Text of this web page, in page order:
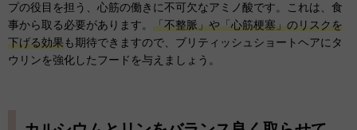
プの役目を担う、心筋の働きに不可欠なアミノ酸です。これは、食
事から取る必要があります。 「不整脈」や「心筋梗塞」のリスクを
下げる効果も期待できますので、ブリティッシュショートヘアにタ
ウリンを強化したフードを与えましょう。